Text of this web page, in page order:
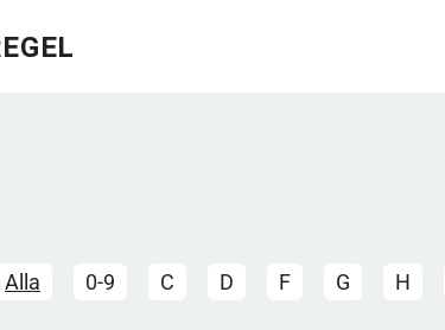
Alla 0-9 C D F G H